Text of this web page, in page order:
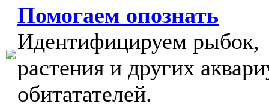
Помогаем опознать
Идентифицируем рыбок,
растения и других
обитатателей.